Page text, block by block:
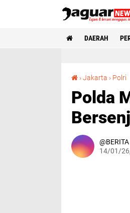
DAERAH
›Jakarta › Polri
Polda
14/01/